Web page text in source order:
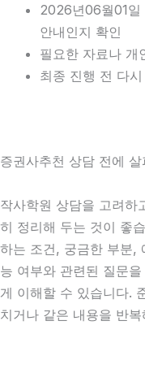
2026년06월01일
안내인지 확인
필요한 자료나 개
최종 진행 전 다
증권사추천 상담 전에
작사학원 상담을 고려하
히 정리해 두는 것이 좋
하는 조건, 궁금한 부분,
능 여부와 관련된 질문
게 이해할 수 있습니다.
치거나 같은 내용을 반